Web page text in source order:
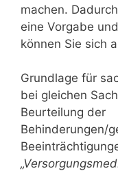
machen.
eine Vorgabe
können Sie sich
Grundlage für
bei gleichen
Beurteilung der
Behinderungen/